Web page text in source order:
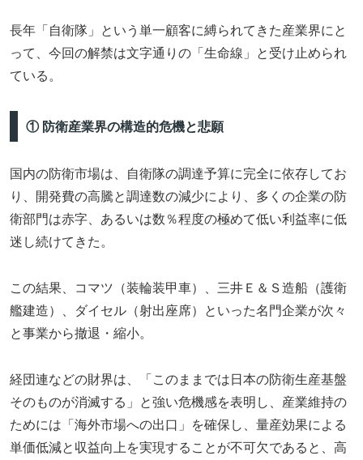
長年「自衛隊」という単一顧客に縛られてきた産業界にと
って、今回の解禁は文字通りの「生命線」と受け止められ
ている。
① 防衛産業界の構造的危機と悲願
国内の防衛市場は、自衛隊の調達予算に完全に依存してお
り、開発費の高騰と調達数の減少により、多くの企業の防
衛部門は赤字、あるいは数％程度の極めて低い利益率に低
迷し続けてきた。
この結果、コマツ（装輪装甲車）、三井Ｅ＆Ｓ造船（護衛
艦建造）、ダイセル（射出座席）といった名門企業が次々
と事業から撤退・縮小。
経団連などの財界は、「このままでは日本の防衛生産基盤
そのものが消滅する」と強い危機感を表明し、産業維持の
ためには「海外市場への出口」を確保し、量産効果による
単価低減と収益向上を実現することが不可欠であると、高